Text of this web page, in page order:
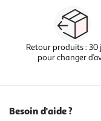
Retour produits : 30
pour changer
Besoin d'aide ?